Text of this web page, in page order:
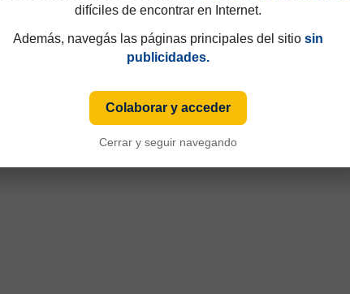
difíciles de encontrar en Internet.
Además, navegás las páginas principales del sitio sin
publicidades.
Colaborar y acceder
Cerrar y seguir navegando